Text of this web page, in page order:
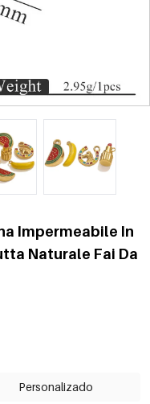
Impermeabile In
Naturale Fai Da
Personalizado